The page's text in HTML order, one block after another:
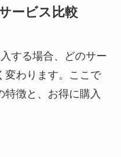
ービス比較
する場合、どのサー
変わります。ここで
特徴と、お得に購入